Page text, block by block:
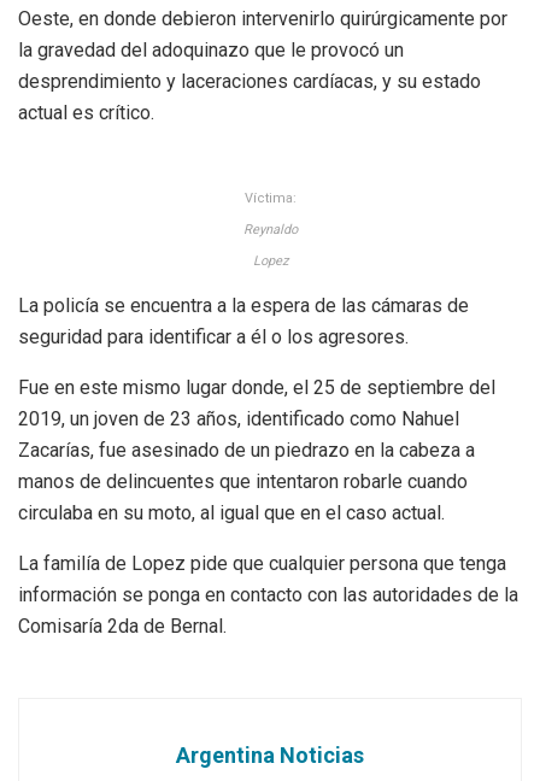
Oeste, en donde debieron intervenirlo quirúrgicamente por
la gravedad del adoquinazo que le provocó un
desprendimiento y laceraciones cardíacas, y su estado
actual es crítico.
Víctima:
Reynaldo
Lopez
La policía se encuentra a la espera de las cámaras de
seguridad para identificar a él o los agresores.
Fue en este mismo lugar donde, el 25 de septiembre del
2019, un joven de 23 años, identificado como Nahuel
Zacarías, fue asesinado de un piedrazo en la cabeza a
manos de delincuentes que intentaron robarle cuando
circulaba en su moto, al igual que en el caso actual.
La familía de Lopez pide que cualquier persona que tenga
información se ponga en contacto con las autoridades de la
Comisaría 2da de Bernal.
Argentina Noticias